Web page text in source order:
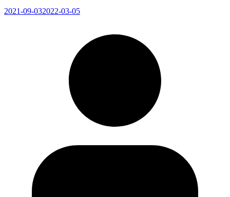
2021-09-032022-03-05